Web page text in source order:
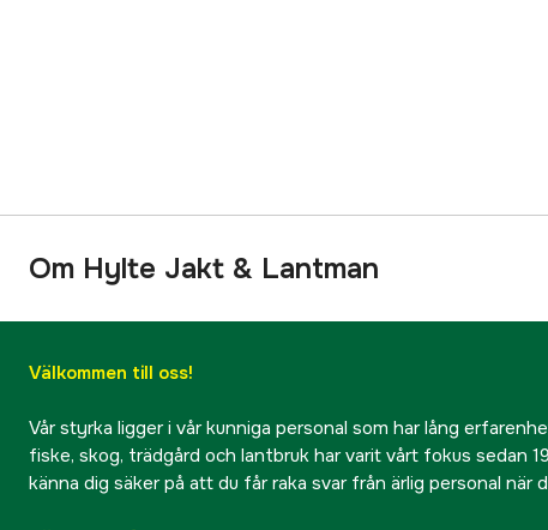
Om Hylte Jakt & Lantman
Välkommen till oss!
Vår styrka ligger i vår kunniga personal som har lång
fiske, skog, trädgård och lantbruk har varit vårt fokus sedan
känna dig säker på att du får raka svar från ärlig personal när